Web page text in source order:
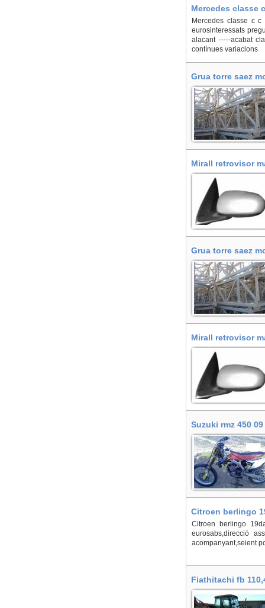
Mercedes classe
Mercedes classe c
eurosinteressats
alacant -----acabat
contínues variacions
Grua torre saez
Mirall retrovisor
Grua torre saez
Mirall retrovisor
Suzuki rmz 450
Citroen berlingo
Citroen berlingo
eurosabs,direcció
acompanyant,seient
Fiathitachi fb